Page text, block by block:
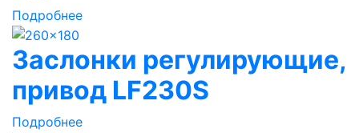
Подробнее
Заслонки регулирующие,
привод LF230S
Подробнее